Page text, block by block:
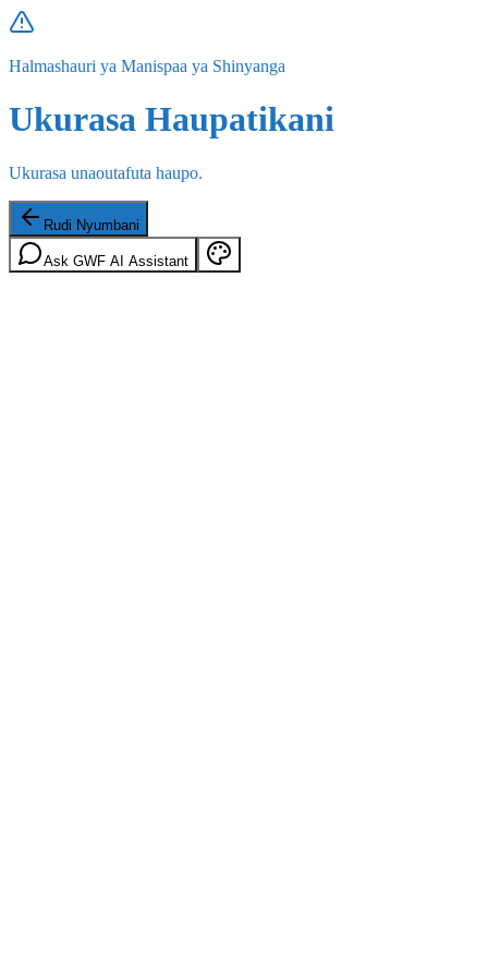
Halmashauri ya Manispaa ya Shinyanga
Ukurasa Haupatikani
Ukurasa unaoutafuta haupo.
Rudi Nyumbani
Ask GWF AI Assistant